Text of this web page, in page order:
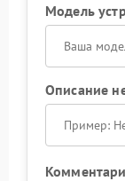
Модель
Описание